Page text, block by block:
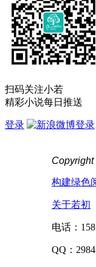
扫码关注小若
精彩小说每日推送
登录
构建绿色
关于若初
电话：
QQ：